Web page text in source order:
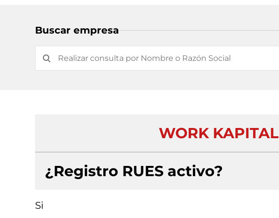
Buscar empresa
WORK
¿Registro RUES activo?
Si